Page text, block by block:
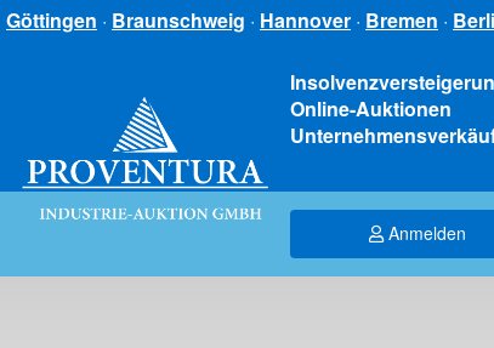
Göttingen · Braunschweig · Hannover · Bremen ·
Online-Auktionen
Anmelden